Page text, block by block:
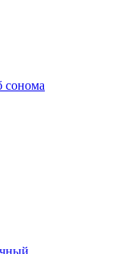
сонома